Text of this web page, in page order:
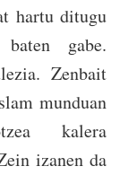
hartu ditugu
baten gabe.
Zenbait
munduan
kalera
izanen da